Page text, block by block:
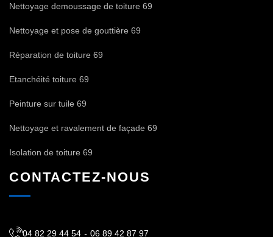
Nettoyage demoussage de toiture 69
Nettoyage et pose de gouttière 69
Réparation de toiture 69
Etanchéité toiture 69
Peinture sur tuile 69
Nettoyage et ravalement de façade 69
Isolation de toiture 69
CONTACTEZ-NOUS
04 82 29 44 54 - 06 89 42 87 97